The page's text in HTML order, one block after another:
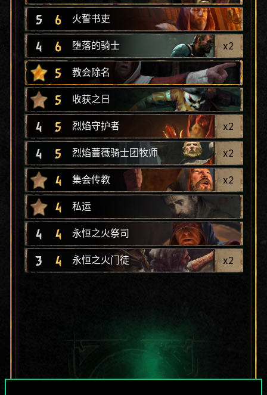
5 6 火誓书吏
4 6 堕落的骑士 x2
5 教会除名
5 收获之日
4 5 烈焰守护者 x2
4 5 烈焰蔷薇骑士团牧师 x2
4 集会传教 x2
4 私运
4 4 永恒之火祭司
3 4 永恒之火门徒 x2